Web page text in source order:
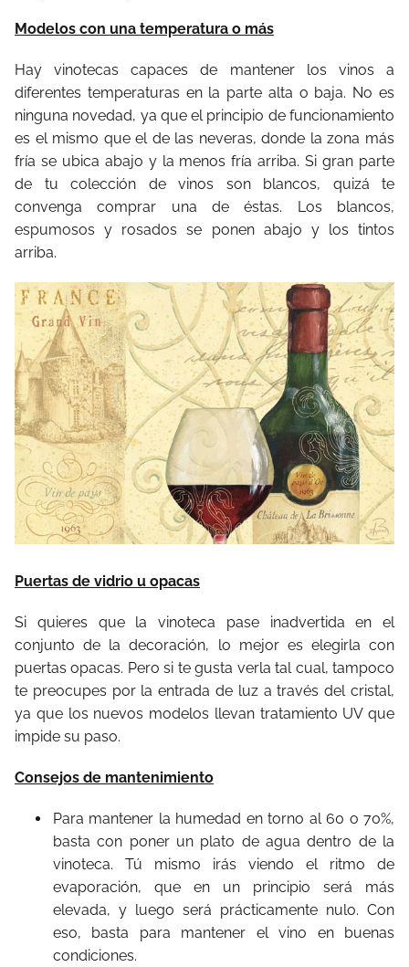
Modelos con una temperatura o más
Hay vinotecas capaces de mantener los vinos a
diferentes temperaturas en la parte alta o baja. No es
ninguna novedad, ya que el principio de funcionamiento
es el mismo que el de las neveras, donde la zona más
fría se ubica abajo y la menos fría arriba. Si gran parte
de tu colección de vinos son blancos, quizá te
convenga comprar una de éstas. Los blancos,
espumosos y rosados se ponen abajo y los tintos
arriba.
Puertas de vidrio u opacas
Si quieres que la vinoteca pase inadvertida en el
conjunto de la decoración, lo mejor es elegirla con
puertas opacas. Pero si te gusta verla tal cual, tampoco
te preocupes por la entrada de luz a través del cristal,
ya que los nuevos modelos llevan tratamiento UV que
impide su paso.
Consejos de mantenimiento
Para mantener la humedad en torno al 60 o 70%,
basta con poner un plato de agua dentro de la
vinoteca. Tú mismo irás viendo el ritmo de
evaporación, que en un principio será más
elevada, y luego será prácticamente nulo. Con
eso, basta para mantener el vino en buenas
condiciones.